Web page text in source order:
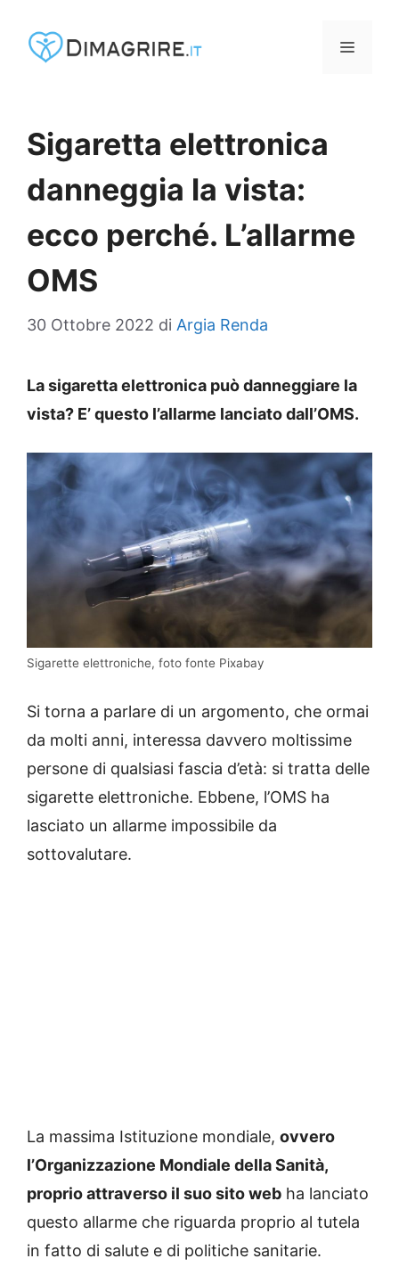
MENU
Sigaretta elettronica
danneggia la vista:
ecco perché. L’allarme
OMS
30 Ottobre 2022 di Argia Renda
La sigaretta elettronica può danneggiare la
vista? E’ questo l’allarme lanciato dall’OMS.
Sigarette elettroniche, foto fonte Pixabay
Si torna a parlare di un argomento, che ormai
da molti anni, interessa davvero moltissime
persone di qualsiasi fascia d’età: si tratta delle
sigarette elettroniche. Ebbene, l’OMS ha
lasciato un allarme impossibile da
sottovalutare.
La massima Istituzione mondiale, ovvero
l’Organizzazione Mondiale della Sanità,
proprio attraverso il suo sito web ha lanciato
questo allarme che riguarda proprio al tutela
in fatto di salute e di politiche sanitarie.